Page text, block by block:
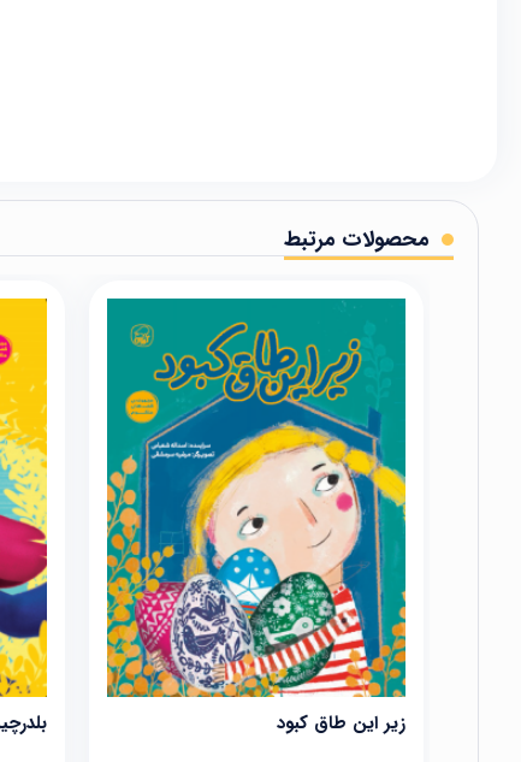
محصولات مرتبط
زیر این طاق کبود